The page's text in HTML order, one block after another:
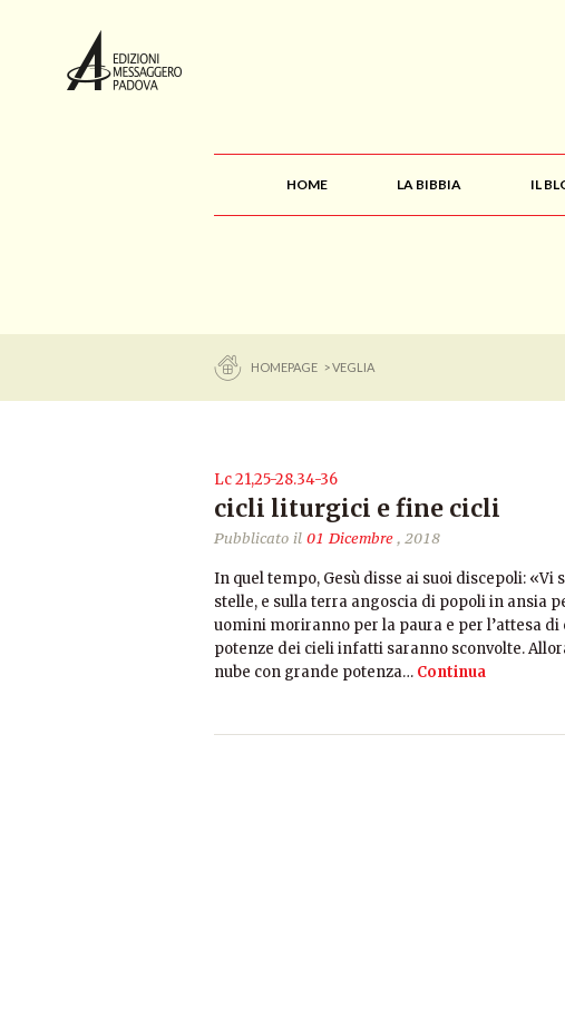
HOME LA BIBBIA IL
HOMEPAGE > VEGLIA
Lc 21,25-28.34-36
cicli liturgici e fine cicli
Pubblicato il 01 Dicembre, 2018
In quel tempo, Gesù disse ai suoi discepoli:
stelle, e sulla terra angoscia di popoli in ansia
uomini moriranno per la paura e per l’attesa di
potenze dei cieli infatti saranno sconvolte.
nube con grande potenza… Continua